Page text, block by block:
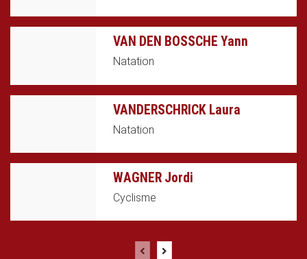
VAN DEN BOSSCHE Yann
Natation
VANDERSCHRICK Laura
Natation
WAGNER Jordi
Cyclisme